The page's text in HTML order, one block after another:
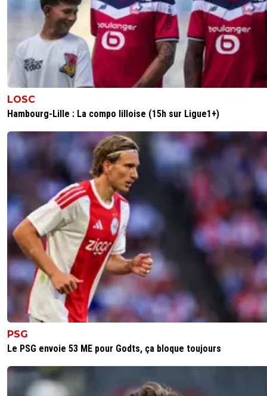
LOSC
Hambourg-Lille : La compo lilloise (15h sur Ligue1+)
PSG
Le PSG envoie 53 ME pour Godts, ça bloque toujours